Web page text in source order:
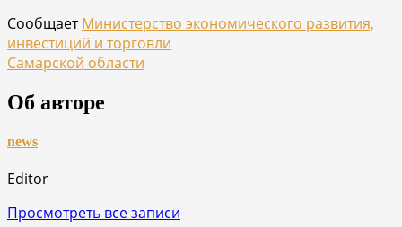
СообщаетМинистерство экономического развития,
инвестиций и торговли
Самарской области
Об авторе
news
Editor
Просмотреть все записи